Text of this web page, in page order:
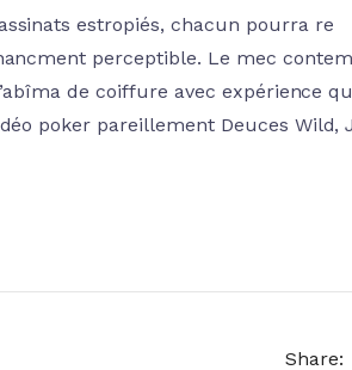
estropiés, chacun pourra re
perceptible. Le mec
de coiffure avec expérience
poker pareillement Deuces Wild,
Share: